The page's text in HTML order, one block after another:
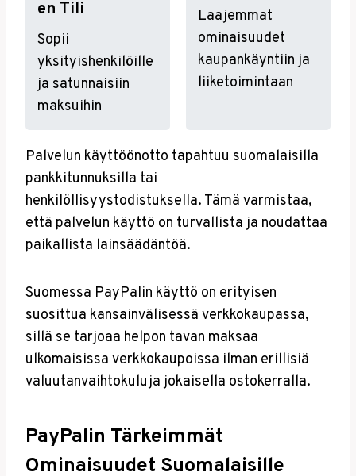
En Tili
Sopii
yksityishenkilöille
ja satunnaisiin
maksuihin
Laajemmat
ominaisuudet
kaupankäyntiin ja
liiketoimintaan
Palvelun käyttöönotto tapahtuu suomalaisilla
pankkitunnuksilla tai
henkilöllisyystodistuksella. Tämä varmistaa,
että palvelun käyttö on turvallista ja noudattaa
paikallista lainsäädäntöä.
Suomessa PayPalin käyttö on erityisen
suosittua kansainvälisessä verkkokaupassa,
sillä se tarjoaa helpon tavan maksaa
ulkomaisissa verkkokaupoissa ilman erillisiä
valuutanvaihtokuluja jokaisella ostokerralla.
PayPalin Tärkeimmät
Ominaisuudet Suomalaisille